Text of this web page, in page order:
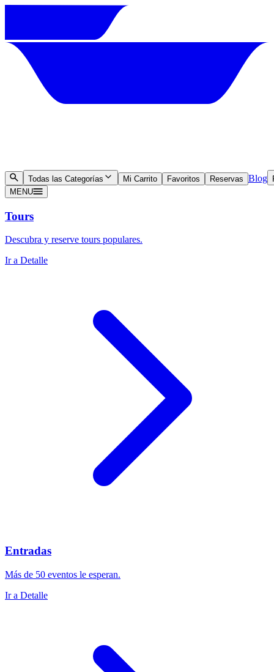
Todas las Categorías Mi Carrito Favoritos Reservas Blog
MENU
Tours
Descubra y reserve tours populares.
Ir a Detalle
Entradas
Más de 50 eventos le esperan.
Ir a Detalle